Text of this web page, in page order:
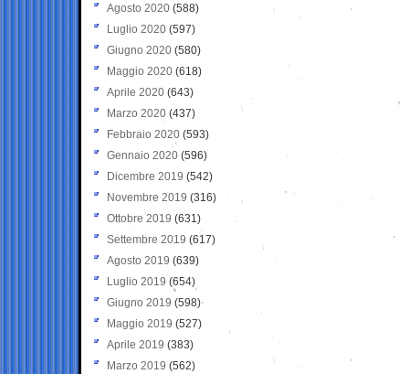
Agosto 2020 (588)
Luglio 2020 (597)
Giugno 2020 (580)
Maggio 2020 (618)
Aprile 2020 (643)
Marzo 2020 (437)
Febbraio 2020 (593)
Gennaio 2020 (596)
Dicembre 2019 (542)
Novembre 2019 (316)
Ottobre 2019 (631)
Settembre 2019 (617)
Agosto 2019 (639)
Luglio 2019 (654)
Giugno 2019 (598)
Maggio 2019 (527)
Aprile 2019 (383)
Marzo 2019 (562)